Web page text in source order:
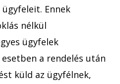
ügyfeleit. Ennek
nélkül
ügyfelek
a rendelés után
küld az ügyfélnek,